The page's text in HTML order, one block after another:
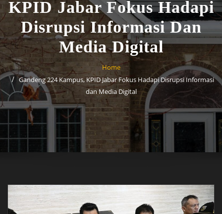
KPID Jabar Fokus Hadapi
Disrupsi Informasi Dan
Media Digital
Home
Gandeng 224 Kampus, KPID Jabar Fokus Hadapi Disrupsi Informasi
dan Media Digital